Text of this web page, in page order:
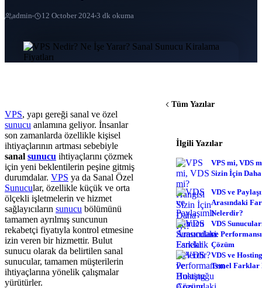
admin 12 October 2024 3 dk okuma
VPS, yapı gereği sanal ve özel
sunucu anlamına geliyor. İnsanlar
son zamanlarda özellikle kişisel
ihtiyaçlarının artması sebebiyle
sanal sunucu ihtiyaçlarını çözmek
için yeni beklentilerin peşine gitmiş
durumdalar. VPS ya da Sanal Özel
Sunucular, özellikle küçük ve orta
ölçekli işletmelerin ve hizmet
sağlayıcıların sunucu bölümünü
tamamen ayrılmış suncunun
rekabetçi fiyatıyla kontrol etmesine
izin veren bir hizmettir. Bulut
sunucu olarak da belirtilen sanal
sunucular, tamamen müşterilerin
ihtiyaçlarına yönelik çalışmalar
yürütürler.
Tüm Yazılar
İlgili Yazılar
VPS mi, VDS
Sizin İçin
VDS ve
Arasındaki
Nelerdir?
VDS
ve
Çözüm
VDS ve
Temel Farklar